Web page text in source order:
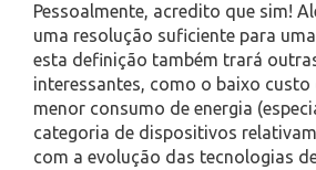
Pessoalmente, acredito que sim!
uma resolução suficiente para
esta definição também trará
interessantes, como o baixo custo
menor consumo de energia
categoria de dispositivos
com a evolução das tecnologias